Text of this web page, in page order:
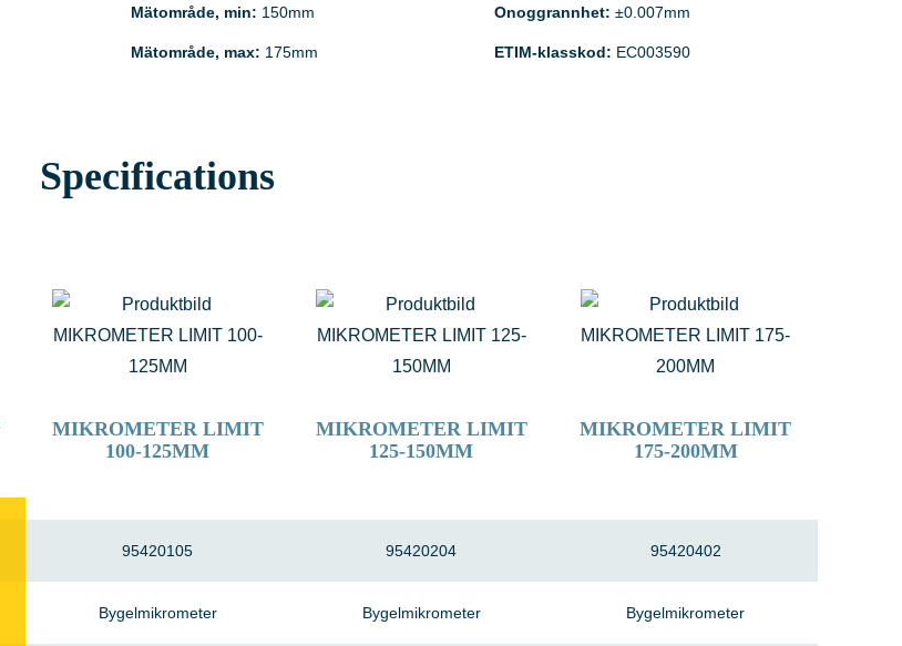
Mätområde, min: 150mm
Mätområde, max: 175mm
Onoggrannhet: ±0.007mm
ETIM-klasskod: EC003590
Specifications
MIKROMETER LIMIT
100-125MM
95420105
Bygelmikrometer
MIKROMETER LIMIT
125-150MM
95420204
Bygelmikrometer
MIKROMETER LIMIT
175-200MM
95420402
Bygelmikrometer